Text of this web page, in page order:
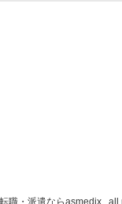
職・派遣ならasmedix , all